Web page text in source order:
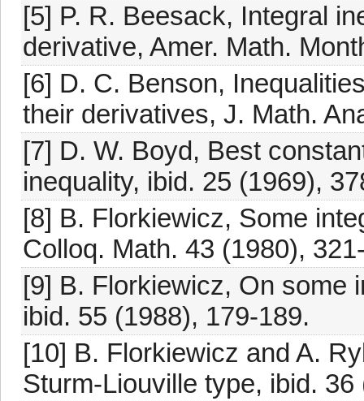
[5] P. R. Beesack, Integral
derivative, Amer. Math.
[6] D. C. Benson,
their derivatives, J. Math.
[7] D. W. Boyd, Best
inequality, ibid. 25 (1969),
[8] B. Florkiewicz, Some
Colloq. Math. 43 (1980),
[9] B. Florkiewicz, On some
ibid. 55 (1988), 179-189.
[10] B. Florkiewicz and A.
Sturm-Liouville type, ibid.